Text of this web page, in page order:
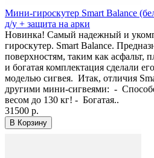
Мини-гироскутер Smart Balance
д/у + защита на арки
Новинка! Самый надежный и
гироскутер. Smart Balance.
поверхностям, таким как асфальт,
и богатая комплектация сделали
моделью сигвея. Итак, отличия
другими мини-сигвеями: -
весом до 130 кг! - Богатая..
31500 р.
В Корзину